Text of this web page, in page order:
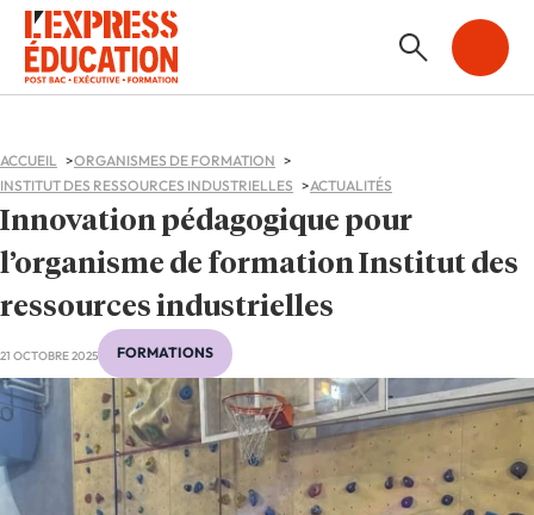
Innovation pédagogique pour
l’organisme de formation Institut des
ressources industrielles
21 OCTOBRE 2025 FORMATIONS
ACCUEIL
ORGANISMES DE FORMATION
INSTITUT DES RESSOURCES INDUSTRIELLES
ACTUALITÉS